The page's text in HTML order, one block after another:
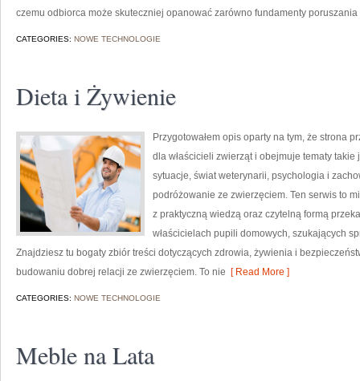
czemu odbiorca może skuteczniej opanować zarówno fundamenty poruszania
CATEGORIES: NOWE TECHNOLOGIE
Dieta i Żywienie
Przygotowałem opis oparty na tym, że strona
dla właścicieli zwierząt i obejmuje tematy
sytuacje, świat weterynarii, psychologia i
podróżowanie ze zwierzęciem. Ten serwis to
z praktyczną wiedzą oraz czytelną formą
właścicielach pupili domowych, szukających
Znajdziesz tu bogaty zbiór treści dotyczących zdrowia, żywienia i
budowaniu dobrej relacji ze zwierzęciem. To nie [ Read More ]
CATEGORIES: NOWE TECHNOLOGIE
Meble na Lata